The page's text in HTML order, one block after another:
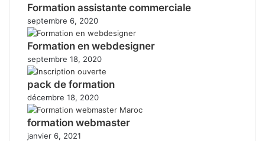
Formation assistante commerciale
septembre 6, 2020
Formation en webdesigner
septembre 18, 2020
pack de formation
décembre 18, 2020
formation webmaster
janvier 6, 2021